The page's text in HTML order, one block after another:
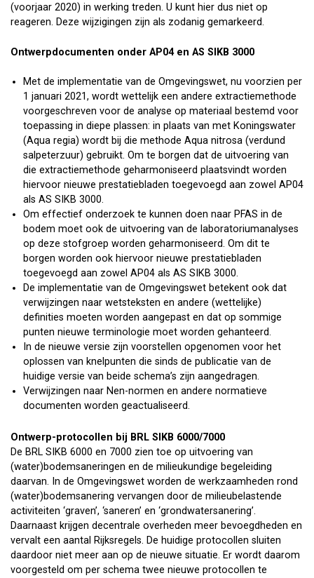
(voorjaar 2020) in werking treden. U kunt hier dus niet op
reageren. Deze wijzigingen zijn als zodanig gemarkeerd.
Ontwerpdocumenten onder AP04 en AS SIKB 3000
Met de implementatie van de Omgevingswet, nu voorzien per
1 januari 2021, wordt wettelijk een andere extractiemethode
voorgeschreven voor de analyse op materiaal bestemd voor
toepassing in diepe plassen: in plaats van met Koningswater
(Aqua regia) wordt bij die methode Aqua nitrosa (verdund
salpeterzuur) gebruikt. Om te borgen dat de uitvoering van
die extractiemethode geharmoniseerd plaatsvindt worden
hiervoor nieuwe prestatiebladen toegevoegd aan zowel AP04
als AS SIKB 3000.
Om effectief onderzoek te kunnen doen naar PFAS in de
bodem moet ook de uitvoering van de laboratoriumanalyses
op deze stofgroep worden geharmoniseerd. Om dit te
borgen worden ook hiervoor nieuwe prestatiebladen
toegevoegd aan zowel AP04 als AS SIKB 3000.
De implementatie van de Omgevingswet betekent ook dat
verwijzingen naar wetsteksten en andere (wettelijke)
definities moeten worden aangepast en dat op sommige
punten nieuwe terminologie moet worden gehanteerd.
In de nieuwe versie zijn voorstellen opgenomen voor het
oplossen van knelpunten die sinds de publicatie van de
huidige versie van beide schema’s zijn aangedragen.
Verwijzingen naar Nen-normen en andere normatieve
documenten worden geactualiseerd.
Ontwerp-protocollen bij BRL SIKB 6000/7000
De BRL SIKB 6000 en 7000 zien toe op uitvoering van
(water)bodemsaneringen en de milieukundige begeleiding
daarvan. In de Omgevingswet worden de werkzaamheden rond
(water)bodemsanering vervangen door de milieubelastende
activiteiten ‘graven’, ‘saneren’ en ‘grondwatersanering’.
Daarnaast krijgen decentrale overheden meer bevoegdheden en
vervalt een aantal Rijksregels. De huidige protocollen sluiten
daardoor niet meer aan op de nieuwe situatie. Er wordt daarom
voorgesteld om per schema twee nieuwe protocollen te